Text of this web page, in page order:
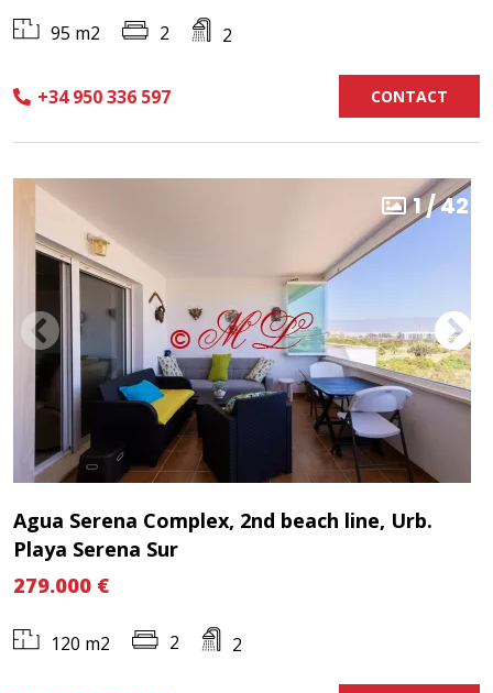
95 m2 2 2
+34 950 336 597 CONTACT
1/42
Agua Serena Complex, 2nd beach line, Urb.
Playa Serena Sur
279.000 €
120 m2 2 2